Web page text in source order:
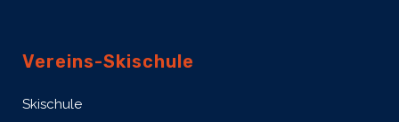
Vereins-Skischule
Skischule